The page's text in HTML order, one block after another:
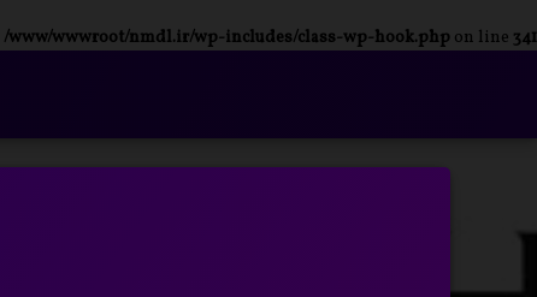
/www/wwwroot/nmdl.ir/wp-includes/class-wp-hook.php on line 341